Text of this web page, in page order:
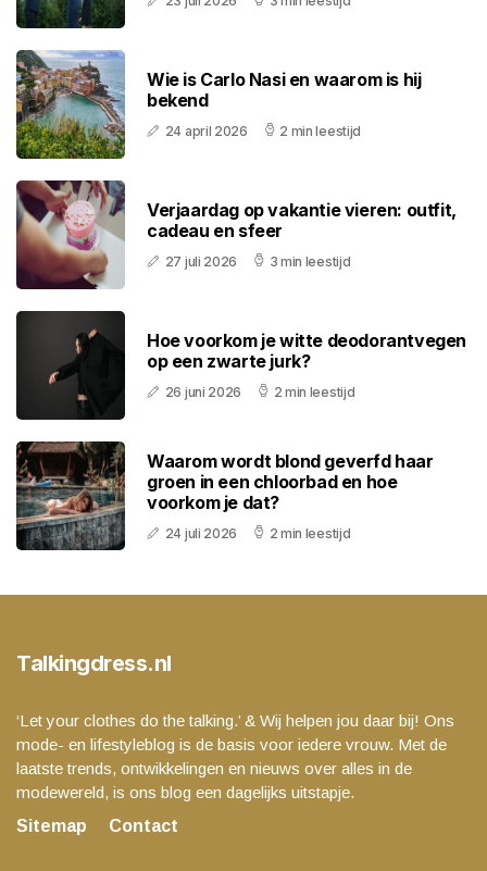
Wie is Carlo Nasi en waarom is hij
bekend
24 april 2026 2 min leestijd
Verjaardag op vakantie vieren: outfit,
cadeau en sfeer
27 juli 2026 3 min leestijd
Hoe voorkom je witte deodorantvegen
op een zwarte jurk?
26 juni 2026 2 min leestijd
Waarom wordt blond geverfd haar
groen in een chloorbad en hoe
voorkom je dat?
24 juli 2026 2 min leestijd
Talkingdress.nl
‘Let your clothes do the talking.’ & Wij helpen jou daar bij! Ons
mode- en lifestyleblog is de basis voor iedere vrouw. Met de
laatste trends, ontwikkelingen en nieuws over alles in de
modewereld, is ons blog een dagelijks uitstapje.
Sitemap
Contact